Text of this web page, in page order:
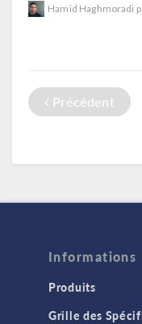
Hamid Haghmoradi
Précédent
Informations
Produits
Grille des